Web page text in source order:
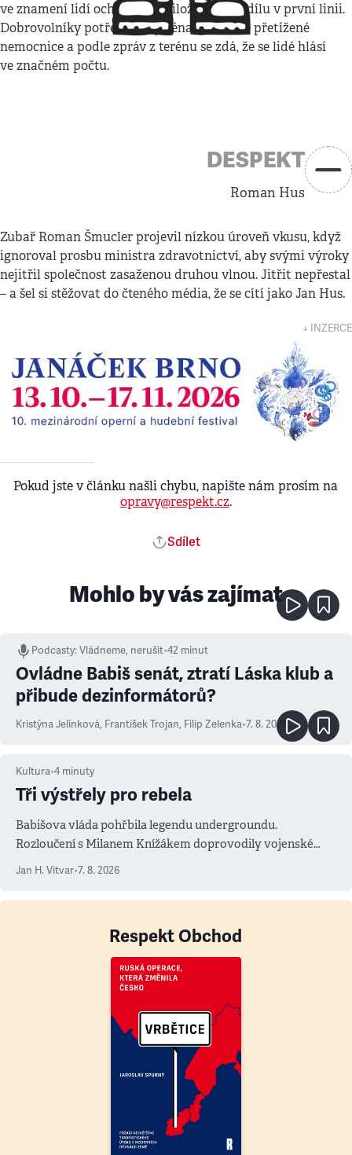
ve znamení lidí ochotných přiložit ruku k dílu v první linii.
Dobrovolníky potřebují zejména stále více přetížené
nemocnice a podle zpráv z terénu se zdá, že se lidé hlásí
ve značném počtu.
DESPEKT
Roman Hus
Zubař Roman Šmucler projevil nízkou úroveň vkusu, když
ignoroval prosbu ministra zdravotnictví, aby svými výroky
nejitřil společnost zasaženou druhou vlnou. Jitřit nepřestal
– a šel si stěžovat do čteného média, že se cítí jako Jan Hus.
↓ INZERCE
Pokud jste v článku našli chybu, napište nám prosím na
opravy@respekt.cz.
Sdílet
Mohlo by vás zajímat
Podcasty:Vládneme, nerušit•42 minut
Ovládne Babiš senát, ztratí Láska klub a
přibude dezinformátorů?
Kristýna Jelínková, František Trojan, Filip Zelenka•7. 8. 2026
Kultura•4 minuty
Tři výstřely pro rebela
Babišova vláda pohřbila legendu undergroundu.
Rozloučení s Milanem Knížákem doprovodily vojenské
salvy i kritika pokrokářů
Jan H. Vitvar•7. 8. 2026
Respekt Obchod